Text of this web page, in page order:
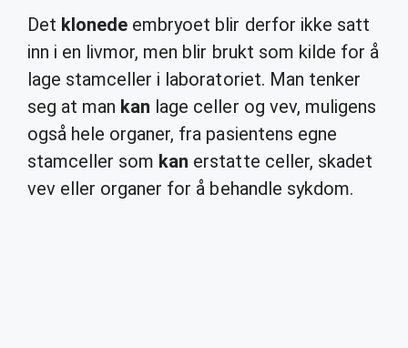
Det klonede embryoet blir derfor ikke satt
inn i en livmor, men blir brukt som kilde for å
lage stamceller i laboratoriet. Man tenker
seg at man kan lage celler og vev, muligens
også hele organer, fra pasientens egne
stamceller som kan erstatte celler, skadet
vev eller organer for å behandle sykdom.